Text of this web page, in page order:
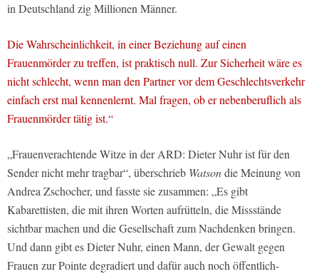
in Deutschland zig Millionen Männer.
Die Wahrscheinlichkeit, in einer Beziehung auf einen
Frauenmörder zu treffen, ist praktisch null. Zur Sicherheit wäre es
nicht schlecht, wenn man den Partner vor dem Geschlechtsverkehr
einfach erst mal kennenlernt. Mal fragen, ob er nebenberuflich als
Frauenmörder tätig ist.“
„Frauenverachtende Witze in der ARD: Dieter Nuhr ist für den
Sender nicht mehr tragbar“, überschrieb Watsondie Meinung von
Andrea Zschocher, und fasste sie zusammen: „Es gibt
Kabarettisten, die mit ihren Worten aufrütteln, die Missstände
sichtbar machen und die Gesellschaft zum Nachdenken bringen.
Und dann gibt es Dieter Nuhr, einen Mann, der Gewalt gegen
Frauen zur Pointe degradiert und dafür auch noch öffentlich-